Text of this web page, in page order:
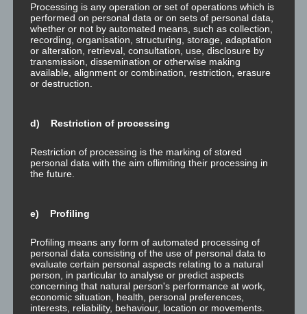
Das feminine Prinzip ist voll genommen. Da die Kundalini
sehr stark mit Sexualenergie in Verbindung gebracht
wird, dürfen hier all die Männer in der erweiterten
Esoterik-Szene sich mal in eine Runde der
Selbstreflexion stürzen. Wenn sie ihre Sexualität gesund
leben wollen, dürfen sie das feminine Prinzip in sich
Das maskuline Prinzip ist voll genommen. Alle Frauen
wegen ihrer Feinfühligkeit so große Kundalini-Akivität in
sich zu spüren glauben, dürfen hier in eine Runde der
Selbstreflexion abtauchen.
Dysfunktion dieses Chakras drückt sich aus durch
Das Sakralchakra ist ausbalanciert und geöffnet.
Dysfunktion dieses Chakras drückt sich aus durch
Aggression, Wut, Traurigkeit, Süchte.
Das Nabelchakra ist ausbalanciert und geöffnet.
Processing is any operation or set of operations which is
performed on personal data or on sets of personal data,
whether or not by automated means, such as collection,
recording, organisation, structuring, storage, adaptation
or alteration, retrieval, consultation, use, disclosure by
transmission, dissemination or otherwise making
available, alignment or combination, restriction, erasure
or destruction.
d) Restriction of processing
Restriction of processing is the marking of stored
personal data with the aim oflimiting their processing in
the future.
e) Profiling
Profiling means any form of automated processing of
personal data consisting of the use of personal data to
evaluate certain personal aspects relating to a natural
person, in particular to analyse or predict aspects
concerning that natural person's performance at work,
economic situation, health, personal preferences,
interests, reliability, behaviour, location or movements.